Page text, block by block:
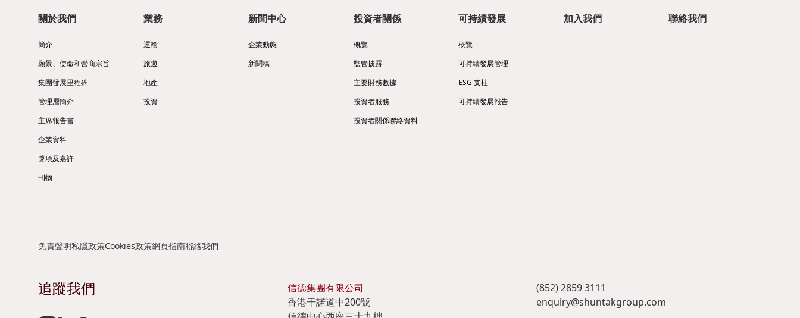
關於我們
簡介
願景、使命和營商宗旨
集團發展里程碑
管理層簡介
主席報告書
企業資料
獎項及嘉許
刊物
業務
運輸
旅遊
地產
投資
新聞中心
企業動態
新聞稿
投資者關係
概覽
監管披露
主要財務數據
投資者服務
投資者關係聯絡資料
可持續發展
概覽
可持續發展管理
ESG 支柱
可持續發展報告
加入我們 聯絡我們
免責聲明私隱政策Cookies政策網頁指南聯絡我們
追蹤我們 信德集團有限公司
香港干諾道中200號
(852) 2859 3111
enquiry@shuntakgroup.com